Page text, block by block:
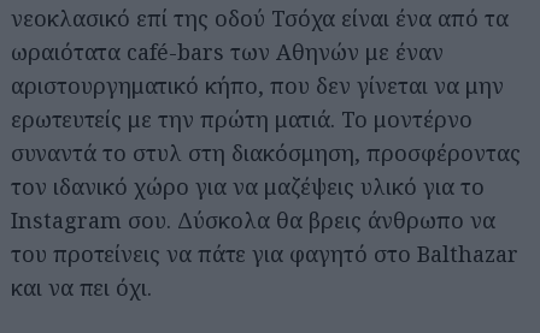
νεοκλασικό επί της οδού Τσόχα είναι ένα από τα
ωραιότατα café-bars των Αθηνών με έναν
αριστουργηματικό κήπο, που δεν γίνεται να μην
ερωτευτείς με την πρώτη ματιά. Το μοντέρνο
συναντά το στυλ στη διακόσμηση, προσφέροντας
τον ιδανικό χώρο για να μαζέψεις υλικό για το
Instagram σου. Δύσκολα θα βρεις άνθρωπο να
του προτείνεις να πάτε για φαγητό στο Balthazar
και να πει όχι.